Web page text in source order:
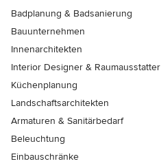
Badplanung & Badsanierung
Bauunternehmen
Innenarchitekten
Interior Designer & Raumausstatter
Küchenplanung
Landschaftsarchitekten
Armaturen & Sanitärbedarf
Beleuchtung
Einbauschränke